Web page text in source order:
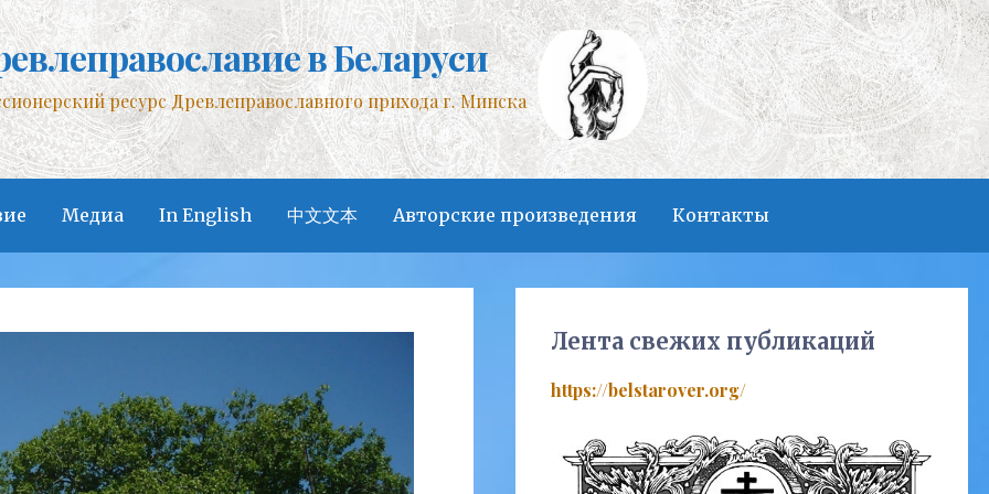
в Беларуси
ресурс Древлеправославного прихода г. Минска
Медиа In English 中文文本 Авторские произведения Контакты
Лента свежих публикаций
https://belstarover.org/